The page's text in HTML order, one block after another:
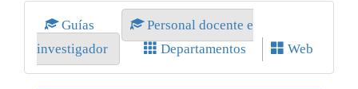
Guías
Personal docente e
investigador
Departamentos Web